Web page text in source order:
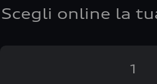
Scegli online la
1